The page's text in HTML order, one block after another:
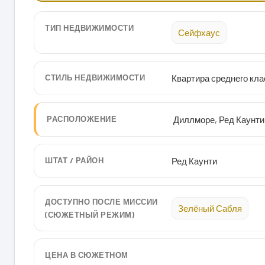
ТИП НЕДВИЖИМОСТИ Сейфхаус
СТИЛЬ НЕДВИЖИМОСТИ Квартира среднего
РАСПОЛОЖЕНИЕ Диллморе, Ред Каунти
ШТАТ / РАЙОН Ред Каунти
ДОСТУПНО ПОСЛЕ МИССИИ
(СЮЖЕТНЫЙ РЕЖИМ)
Зелёный Сабля
ЦЕНА В СЮЖЕТНОМ